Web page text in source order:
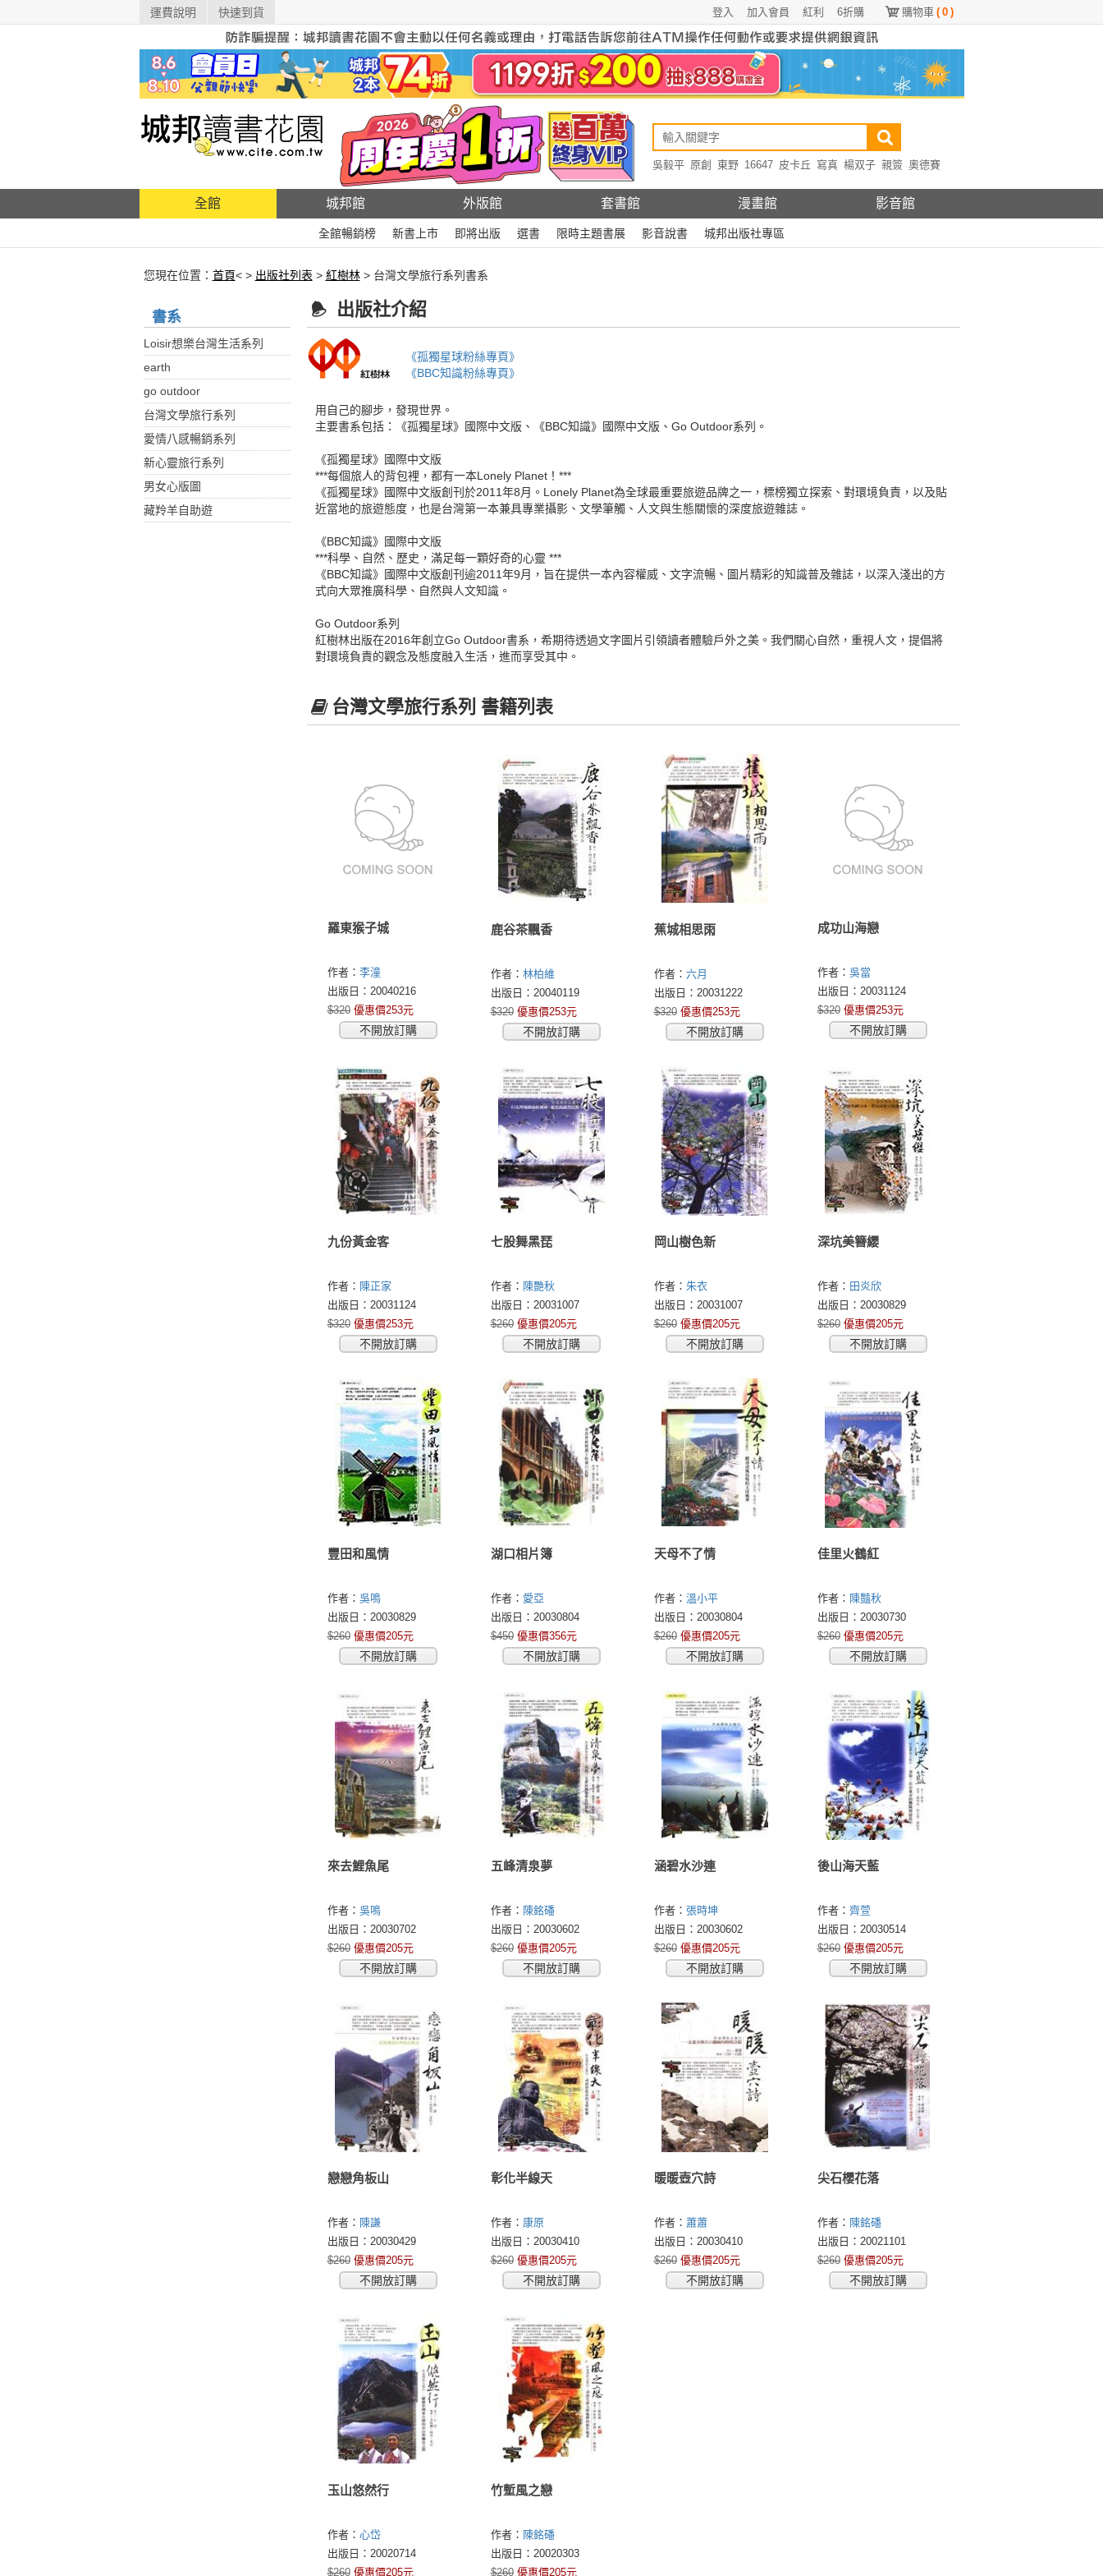
運費說明 快速到貨 購物車 ( 0 )
6折購
紅利
加入會員
登入
吳毅平 原創 東野 16647 皮卡丘 寫真 楊双子 親簽 奧德賽
全館 城邦館 外版館 套書館 漫畫館 影音館
全館暢銷榜 新書上市 即將出版 選書 限時主題書展 影音說書 城邦出版社專區
您現在位置： 首頁< > 出版社列表 > 紅樹林> 台灣文學旅行系列書系
書系
Loisir想樂台灣生活系列
earth
go outdoor
台灣文學旅行系列
愛情八感暢銷系列
新心靈旅行系列
男女心版圖
藏羚羊自助遊
出版社介紹
《孤獨星球粉絲專頁》
《BBC知識粉絲專頁》
用自己的腳步，發現世界。
主要書系包括：《孤獨星球》國際中文版、《BBC知識》國際中文版、Go Outdoor系列。
《孤獨星球》國際中文版
***每個旅人的背包裡，都有一本Lonely Planet！***
《孤獨星球》國際中文版創刊於2011年8月。Lonely Planet為全球最重要旅遊品牌之一，標榜獨立探索、對環境負責，以及貼
近當地的旅遊態度，也是台灣第一本兼具專業攝影、文學筆觸、人文與生態關懷的深度旅遊雜誌。
《BBC知識》國際中文版
***科學、自然、歷史，滿足每一顆好奇的心靈 ***
《BBC知識》國際中文版創刊逾2011年9月，旨在提供一本內容權威、文字流暢、圖片精彩的知識普及雜誌，以深入淺出的方
式向大眾推廣科學、自然與人文知識。
Go Outdoor系列
紅樹林出版在2016年創立Go Outdoor書系，希期待透過文字圖片引領讀者體驗戶外之美。我們關心自然，重視人文，提倡將
對環境負責的觀念及態度融入生活，進而享受其中。
台灣文學旅行系列 書籍列表
羅東猴子城
作者： 李潼
出版日：20040216
$320 優惠價253元
不開放訂購
鹿谷茶飄香
作者： 林柏維
出版日：20040119
$320 優惠價253元
不開放訂購
蕉城相思雨
作者： 六月
出版日：20031222
$320 優惠價253元
不開放訂購
成功山海戀
作者： 吳當
出版日：20031124
$320 優惠價253元
不開放訂購
九份黃金客
作者： 陳正家
出版日：20031124
$320 優惠價253元
不開放訂購
七股舞黑琵
作者： 陳艷秋
出版日：20031007
$260 優惠價205元
不開放訂購
岡山樹色新
作者： 朱衣
出版日：20031007
$260 優惠價205元
不開放訂購
深坑美簪纓
作者： 田炎欣
出版日：20030829
$260 優惠價205元
不開放訂購
豐田和風情
作者： 吳鳴
出版日：20030829
$260 優惠價205元
不開放訂購
湖口相片簿
作者： 愛亞
出版日：20030804
$450 優惠價356元
不開放訂購
天母不了情
作者： 溫小平
出版日：20030804
$260 優惠價205元
不開放訂購
佳里火鶴紅
作者： 陳豔秋
出版日：20030730
$260 優惠價205元
不開放訂購
來去鯉魚尾
作者： 吳鳴
出版日：20030702
$260 優惠價205元
不開放訂購
五峰清泉夢
作者： 陳銘磻
出版日：20030602
$260 優惠價205元
不開放訂購
涵碧水沙連
作者： 張時坤
出版日：20030602
$260 優惠價205元
不開放訂購
後山海天藍
作者： 齊萱
出版日：20030514
$260 優惠價205元
不開放訂購
戀戀角板山
作者： 陳謙
出版日：20030429
$260 優惠價205元
不開放訂購
彰化半線天
作者： 康原
出版日：20030410
$260 優惠價205元
不開放訂購
暖暖壺穴詩
作者： 蕭蕭
出版日：20030410
$260 優惠價205元
不開放訂購
尖石櫻花落
作者： 陳銘磻
出版日：20021101
$260 優惠價205元
不開放訂購
玉山悠然行
作者： 心岱
出版日：20020714
$260 優惠價205元
竹塹風之戀
作者： 陳銘磻
出版日：20020303
$260 優惠價205元